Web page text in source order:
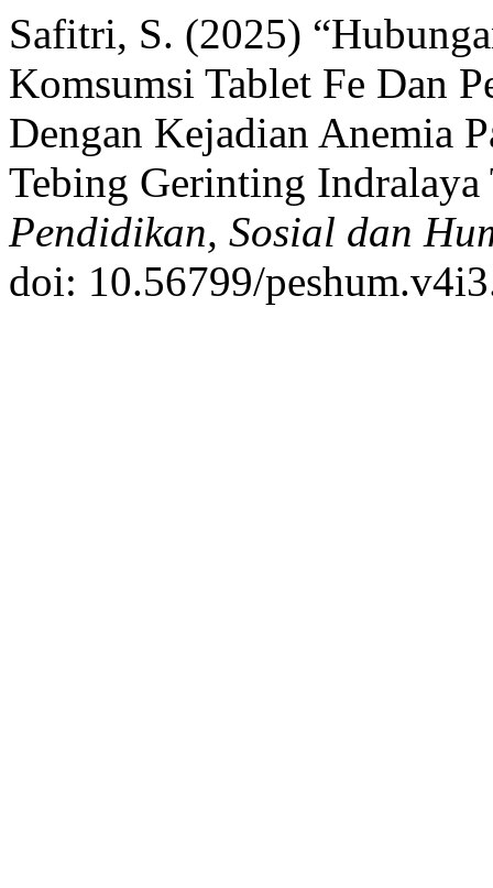
Safitri, S. (2025)
Komsumsi Tablet Fe Dan
Dengan Kejadian Anemia
Tebing Gerinting
Pendidikan, Sosial dan
doi: 10.56799/